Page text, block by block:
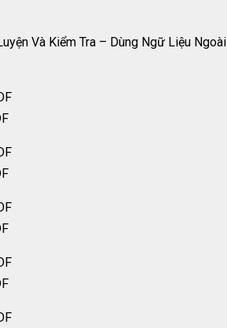
Và Kiểm Tra – Dùng Ngữ Liệu Ngoài